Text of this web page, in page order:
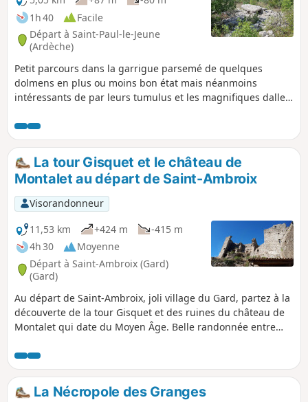
1h 40
Facile
Départ à Saint-Paul-le-Jeune
(Ardèche)
Petit parcours dans la garrigue parsemé de quelques
dolmens en plus ou moins bon état mais néanmoins
intéressants de par leurs tumulus et les magnifiques dalles
y observer également deux maisons de berger appelées
dans la région "capitelles" dont une en bon état.
La tour Gisquet et le château de
Montalet au départ de Saint-Ambroix
Visorandonneur
11,53 km
+424 m
-415 m
4h 30
Moyenne
Départ à Saint-Ambroix (Gard)
(Gard)
Au départ de Saint-Ambroix, joli village du Gard, partez à la
découverte de la tour Gisquet et des ruines du château de
Montalet qui date du Moyen Âge. Belle randonnée entre
La Nécropole des Granges